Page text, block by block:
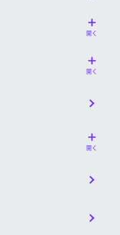
開く
開く
開く